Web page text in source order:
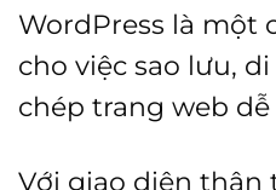
WordPress là một
cho việc sao lưu,
chép trang web dễ
Với giao diện thân